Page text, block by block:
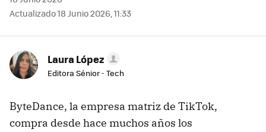
Actualizado 18 Junio 2026, 11:33
Laura López
Editora Sénior - Tech
ByteDance, la empresa matriz de TikTok,
compra desde hace muchos años los